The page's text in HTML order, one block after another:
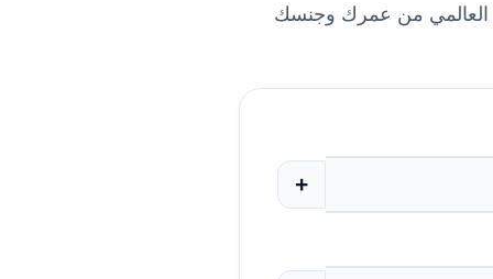
العالمي من عمرك وجنسك
+